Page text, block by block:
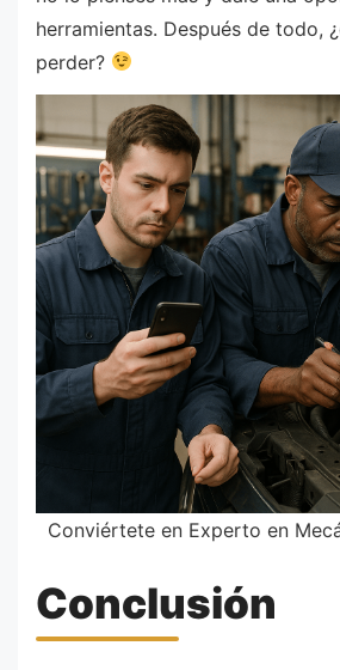
herramientas. Después de todo,
perder?
Conviértete en Experto en
Conclusión